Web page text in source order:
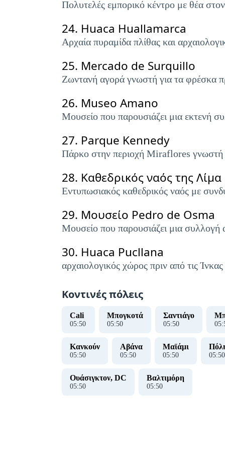
Πολυτελές εμπορικό κέντρο με θέα
24. Huaca Huallamarca
Αρχαία πυραμίδα πλίθας και
25. Mercado de Surquillo
Ζωντανή αγορά γνωστή για τα φρέσκα
26. Museo Amano
Μουσείο που παρουσιάζει μια εκτενή
27. Parque Kennedy
Πάρκο στην περιοχή Miraflores γνωστή
28. Καθεδρικός ναός της Λίμα
Εντυπωσιακός καθεδρικός ναός με
29. Μουσείο Pedro de Osma
Μουσείο που παρουσιάζει μια συλλογή
30. Huaca Pucllana
αρχαιολογικός χώρος πριν από τις
Κοντινές πόλεις
Cali
05:51
Μπογκοτά
05:51
Σαντιάγο
05:51 05:
Κανκούν
05:51
Αβάνα
05:51
Μαϊάμι
05:51 05:51
Ουάσιγκτον, DC
05:51
Βαλτιμόρη
05:51